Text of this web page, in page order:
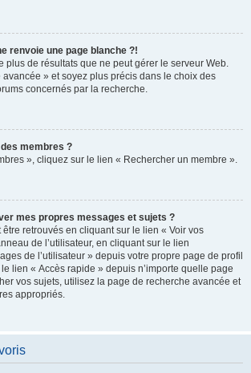
renvoie une page blanche ?!
plus de résultats que ne peut gérer le serveur Web.
» et soyez plus précis dans le choix des
concernés par la recherche.
membres ?
», cliquez sur le lien « Rechercher un membre ».
mes propres messages et sujets ?
retrouvés en cliquant sur le lien « Voir vos
de l’utilisateur, en cliquant sur le lien
de l’utilisateur » depuis votre propre page de profil
lien « Accès rapide » depuis n’importe quelle page
vos sujets, utilisez la page de recherche avancée et
appropriés.